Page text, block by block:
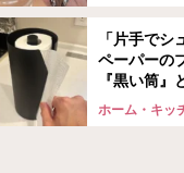
「片手で
ペーパーの
『黒い筒』
ホーム・キッ